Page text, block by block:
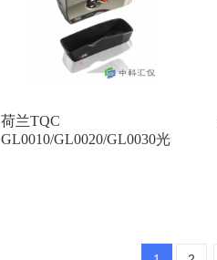
荷兰TQC
GL0010/GL0020/GL0030光